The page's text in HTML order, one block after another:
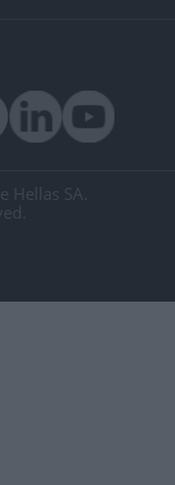
Hellas SA.